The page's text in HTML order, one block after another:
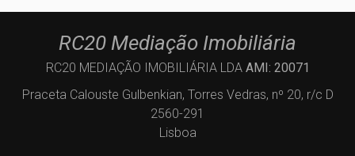
RC20 Mediação Imobiliária
RC20 MEDIAÇÃO IMOBILIÁRIA LDA AMI: 20071
Praceta Calouste Gulbenkian, Torres Vedras, nº 20, r/c D
2560-291
Lisboa